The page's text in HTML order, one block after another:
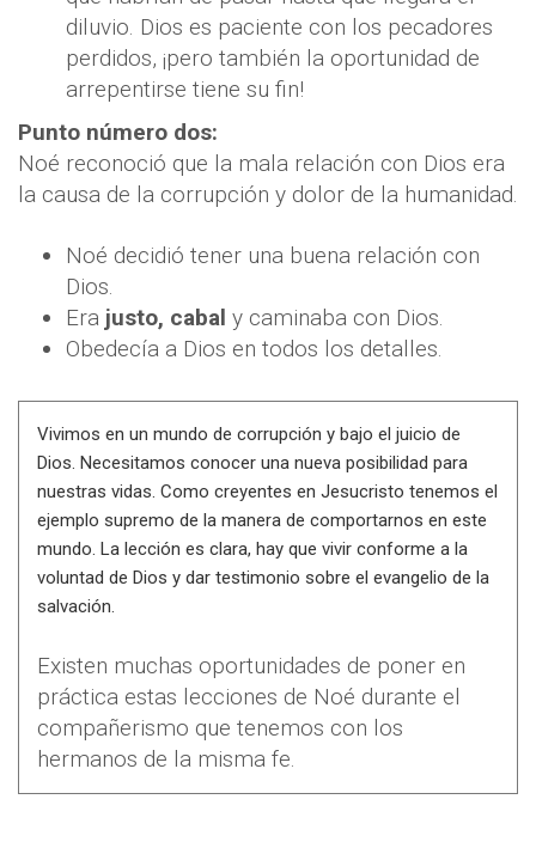
diluvio. Dios es paciente con los pecadores
perdidos, ¡pero también la oportunidad de
arrepentirse tiene su fin!
Punto número dos:
Noé reconoció que la mala relación con Dios era
la causa de la corrupción y dolor de la humanidad.
Noé decidió tener una buena relación con
Dios.
Era justo, cabal y caminaba con Dios.
Obedecía a Dios en todos los detalles.
Vivimos en un mundo de corrupción y bajo el juicio de
Dios. Necesitamos conocer una nueva posibilidad para
nuestras vidas. Como creyentes en Jesucristo tenemos el
ejemplo supremo de la manera de comportarnos en este
mundo. La lección es clara, hay que vivir conforme a la
voluntad de Dios y dar testimonio sobre el evangelio de la
salvación.
Existen muchas oportunidades de poner en
práctica estas lecciones de Noé durante el
compañerismo que tenemos con los
hermanos de la misma fe.